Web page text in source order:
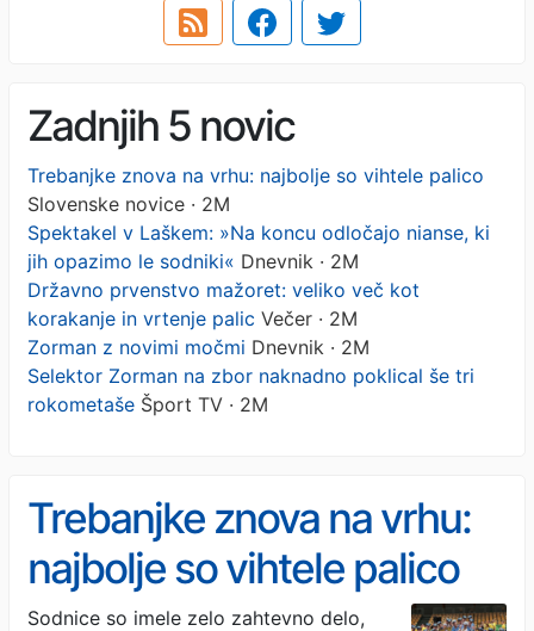
Zadnjih 5 novic
Trebanjke znova na vrhu: najbolje so vihtele palico
Slovenske novice · 2M
Spektakel v Laškem: »Na koncu odločajo nianse, ki
jih opazimo le sodniki« Dnevnik · 2M
Državno prvenstvo mažoret: veliko več kot
korakanje in vrtenje palic Večer · 2M
Zorman z novimi močmi Dnevnik · 2M
Selektor Zorman na zbor naknadno poklical še tri
rokometaše Šport TV · 2M
Trebanjke znova na vrhu:
najbolje so vihtele palico
Sodnice so imele zelo zahtevno delo,